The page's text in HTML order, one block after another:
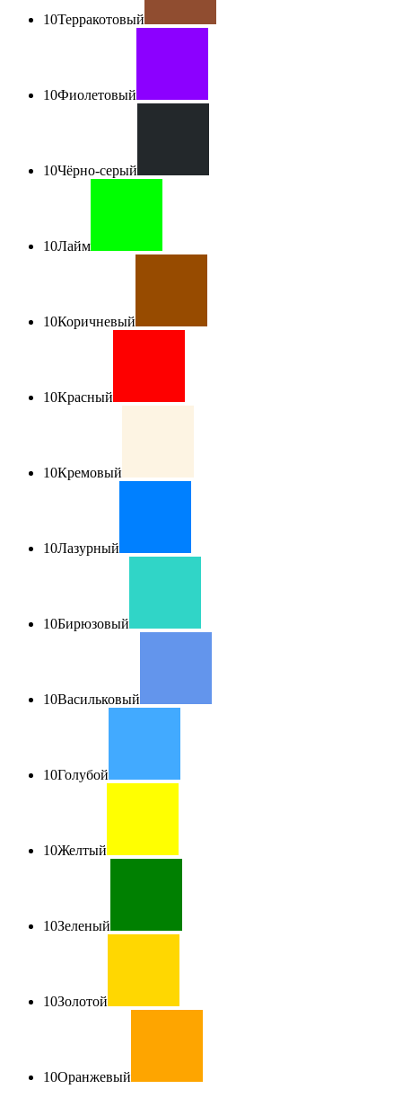
10Терракотовый
10Фиолетовый
10Чёрно-серый
10Лайм
10Коричневый
10Красный
10Кремовый
10Лазурный
10Бирюзовый
10Васильковый
10Голубой
10Желтый
10Зеленый
10Золотой
10Оранжевый